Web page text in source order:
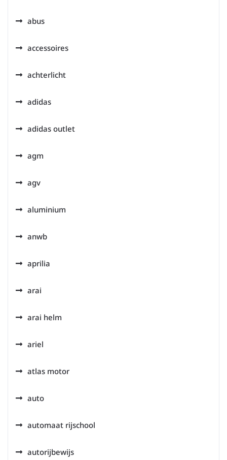
abus
accessoires
achterlicht
adidas
adidas outlet
agm
agv
aluminium
anwb
aprilia
arai
arai helm
ariel
atlas motor
auto
automaat rijschool
autorijbewijs